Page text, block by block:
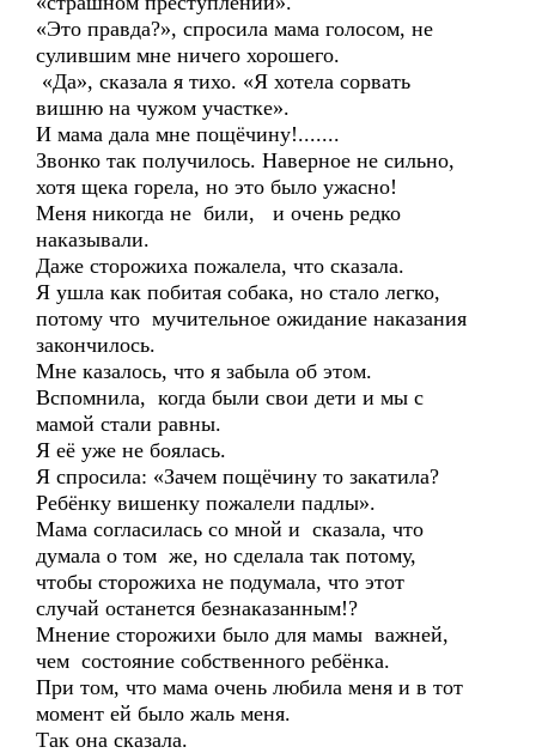
«Это правда?», спросила мама голосом, не
сулившим мне ничего хорошего.
«Да», сказала я тихо. «Я хотела сорвать
вишню на чужом участке».
И мама дала мне пощёчину!.......
Звонко так получилось. Наверное не сильно,
хотя щека горела, но это было ужасно!
Меня никогда не били, и очень редко
наказывали.
Даже сторожиха пожалела, что сказала.
Я ушла как побитая собака, но стало легко,
потому что мучительное ожидание наказания
закончилось.
Мне казалось, что я забыла об этом.
Вспомнила, когда были свои дети и мы с
мамой стали равны.
Я её уже не боялась.
Я спросила: «Зачем пощёчину то закатила?
Ребёнку вишенку пожалели падлы».
Мама согласилась со мной и сказала, что
думала о том же, но сделала так потому,
чтобы сторожиха не подумала, что этот
случай останется безнаказанным!?
Мнение сторожихи было для мамы важней,
чем состояние собственного ребёнка.
При том, что мама очень любила меня и в тот
момент ей было жаль меня.
Так она сказала.